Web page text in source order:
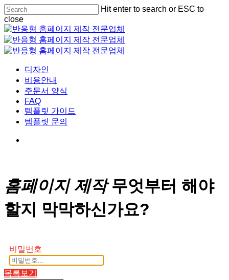
Skip
to
main
content
Hit enter to search or ESC to
close
Close
Search
Menu
디자인
비용안내
주문서 양식
FAQ
템플릿 가이드
템플릿 문의
홈페이지 제작무엇부터 해야
할지 막막하신가요?
비밀번호
목록보기